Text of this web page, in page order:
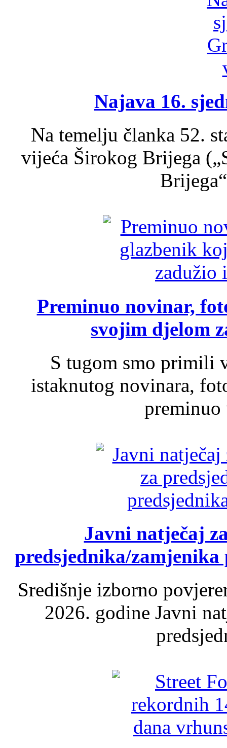
Najava 16.
Na temelju članka 52.
vijeća Širokog Brijega
Preminuo novinar,
svojim djelom
S tugom smo primili
istaknutog novinara,
Javni natječaj
predsjednika/
Središnje izborno
2026. godine Javni